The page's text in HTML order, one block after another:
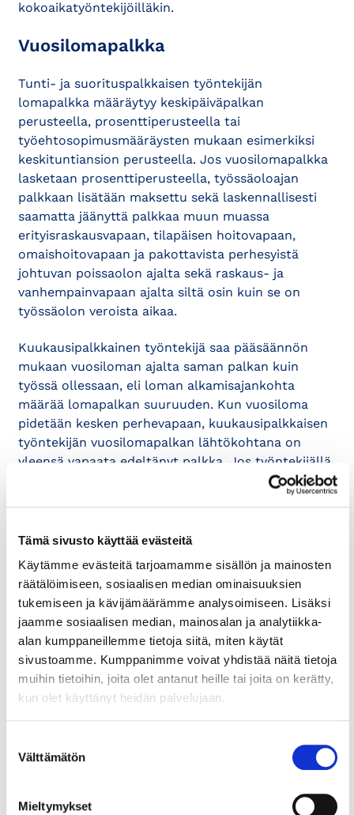
Tämä sivusto käyttää evästeitä
Käytämme evästeitä tarjoamamme sisällön ja mainosten
räätälöimiseen, sosiaalisen median ominaisuuksien
tukemiseen ja kävijämäärämme analysoimiseen. Lisäksi
jaamme sosiaalisen median, mainosalan ja analytiikka-
alan kumppaneillemme tietoja siitä, miten käytät
sivustoamme. Kumppanimme voivat yhdistää näitä tietoja
muihin tietoihin, joita olet antanut heille tai joita on kerätty,
kun olet käyttänyt heidän palvelujaan.
valinta
Välttämätön
Mieltymykset
kokoaikatyöntekijöilläkin.
Vuosilomapalkka
Tunti- ja suorituspalkkaisen työntekijän
lomapalkka määräytyy keskipäiväpalkan
perusteella, prosenttiperusteella tai
työehtosopimusmääräysten mukaan esimerkiksi
keskituntiansion perusteella. Jos vuosilomapalkka
lasketaan prosenttiperusteella, työssäoloajan
palkkaan lisätään maksettu sekä laskennallisesti
saamatta jäänyttä palkkaa muun muassa
erityisraskausvapaan, tilapäisen hoitovapaan,
omaishoitovapaan ja pakottavista perhesyistä
johtuvan poissaolon ajalta sekä raskaus- ja
vanhempainvapaan ajalta siltä osin kuin se on
työssäolon veroista aikaa.
Kuukausipalkkainen työntekijä saa pääsäännön
mukaan vuosiloman ajalta saman palkan kuin
työssä ollessaan, eli loman alkamisajankohta
määrää lomapalkan suuruuden. Kun vuosiloma
pidetään kesken perhevapaan, kuukausipalkkaisen
työntekijän vuosilomapalkan lähtökohtana on
yleensä vapaata edeltänyt palkka. Jos työntekijällä
on luontoisetuja, jotka eivät ole vuosiloman aikana
käytössä, tulee ne korvata vuosilomapalkassa
muistaa ottaa huomioon.
Jos kuukausipalkkaisen työntekijän työaika ja
vastaavasti palkka muuttuvat esimerkiksi osittaisen
hoitovapaan vuoksi, vaikuttaa muutos lomapalkan
laskentaan. Jos työajan ja palkan muutos tapahtuu
kesken lomanmääräytymisvuoden, vuosilomapalkka
kyseiseltä lomanmääräytymisvuodelta lasketaan
prosenttiperusteella. Jos työajan ja palkan muutos
tapahtuu vasta lomanmääräytymisvuoden
sen osan pitämistä, vuosilomapalkka lasketaan
lomanmääräytymisvuoden aikaisen työajan
Esimerkiksi työntekijän jäädessä osittaiselle